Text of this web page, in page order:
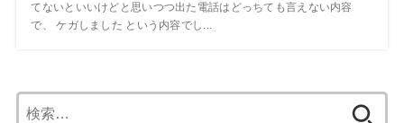
てないといいけどと思いつつ出た電話はどっちても言えない内容
で、 ケガしました という内容でし...